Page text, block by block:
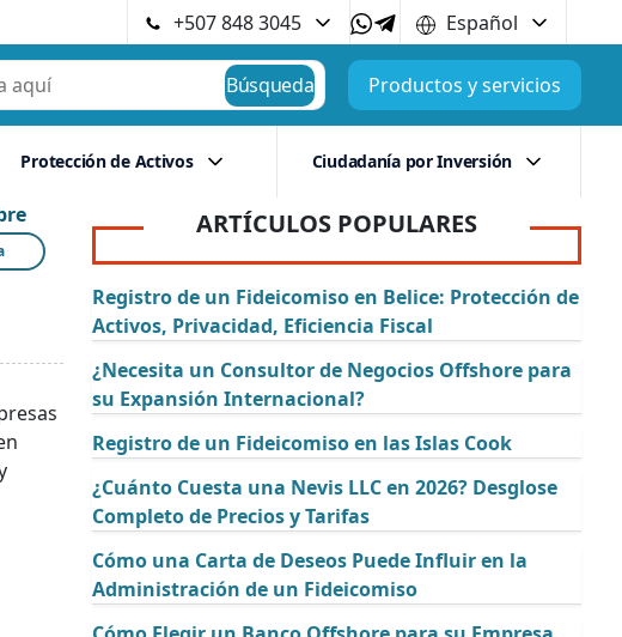
+507 848 3045
Español
Búsqueda Productos y servicios
Protección de Activos Ciudadanía por Inversión
ARTÍCULOS POPULARES
Registro de un Fideicomiso en Belice: Protección de
Activos, Privacidad, Eficiencia Fiscal
¿Necesita un Consultor de Negocios Offshore para
su Expansión Internacional?
Registro de un Fideicomiso en las Islas Cook
¿Cuánto Cuesta una Nevis LLC en 2026? Desglose
Completo de Precios y Tarifas
Cómo una Carta de Deseos Puede Influir en la
Administración de un Fideicomiso